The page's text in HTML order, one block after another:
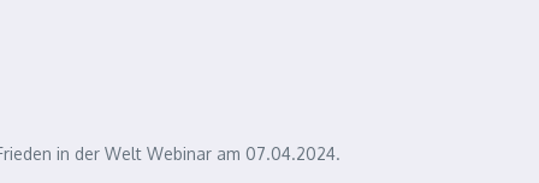
in der Welt Webinar am 07.04.2024.